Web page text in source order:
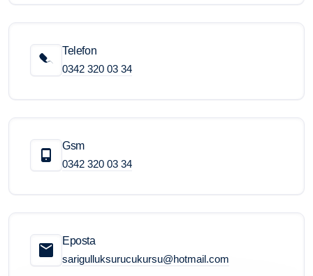
Telefon
0342 320 03 34
Gsm
0342 320 03 34
Eposta
sarigulluksurucukursu@hotmail.com